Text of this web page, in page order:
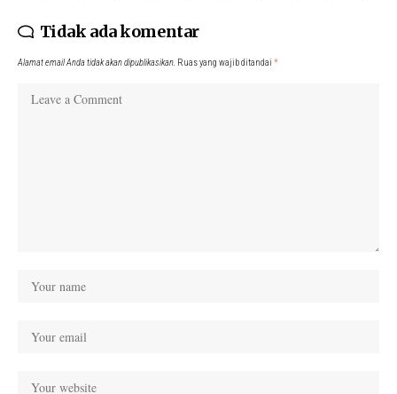
Tidak ada komentar
Alamat email Anda tidak akan dipublikasikan. Ruas yang wajib ditandai *